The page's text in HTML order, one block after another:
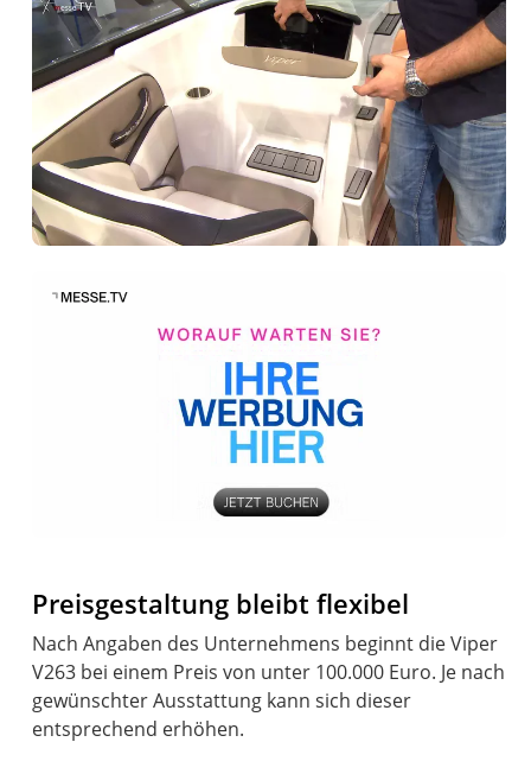
Preisgestaltung bleibt flexibel
Nach Angaben des Unternehmens beginnt die Viper
V263 bei einem Preis von unter 100.000 Euro. Je nach
gewünschter Ausstattung kann sich dieser
entsprechend erhöhen.